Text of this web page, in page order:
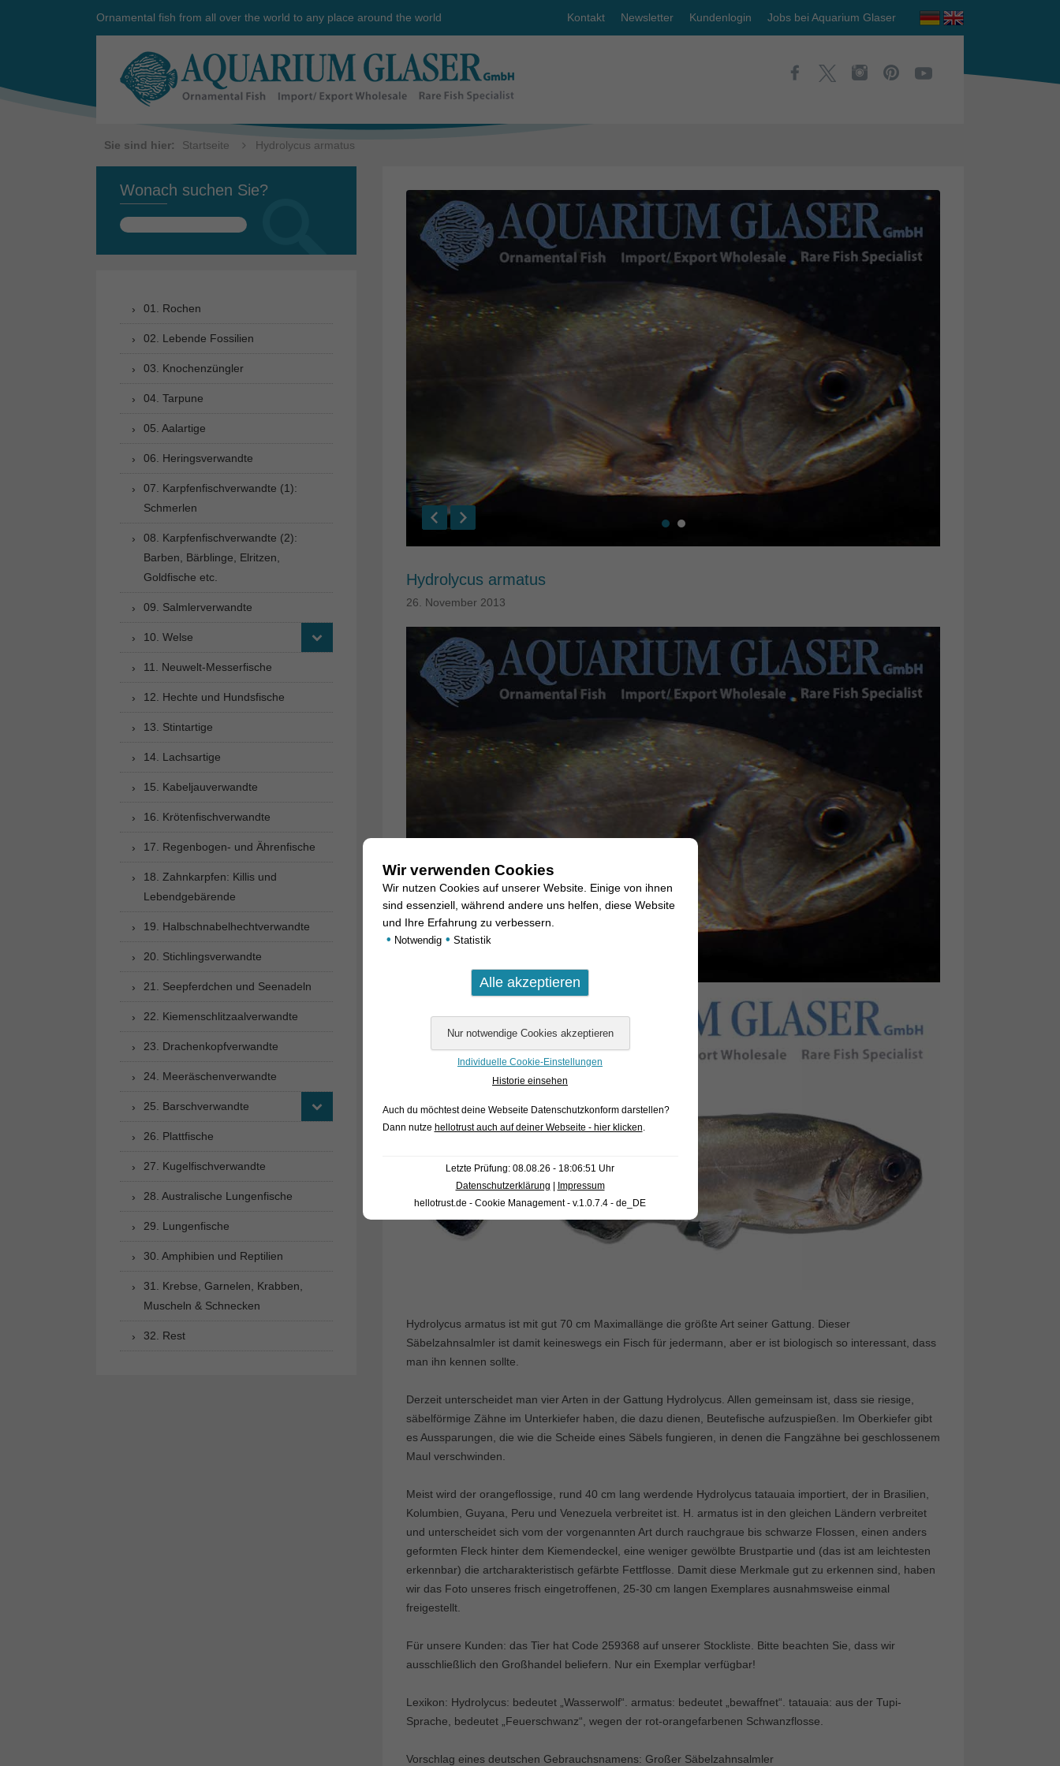
Ornamental fish from all over the world to any place around the world Kontakt Newsletter Kundenlogin Jobs bei Aquarium Glaser
Sie sind hier: Startseite Hydrolycus armatus
Hydrolycus armatus
26. November 2013
Hydrolycus armatus ist mit gut 70 cm Maximallänge die größte Art seiner Gattung. Dieser
Säbelzahnsalmler ist damit keineswegs ein Fisch für jedermann, aber er ist biologisch so interessant, dass
man ihn kennen sollte.
Derzeit unterscheidet man vier Arten in der Gattung Hydrolycus. Allen gemeinsam ist, dass sie riesige,
säbelförmige Zähne im Unterkiefer haben, die dazu dienen, Beutefische aufzuspießen. Im Oberkiefer gibt
es Aussparungen, die wie die Scheide eines Säbels fungieren, in denen die Fangzähne bei geschlossenem
Maul verschwinden.
Meist wird der orangeflossige, rund 40 cm lang werdende Hydrolycus tatauaia importiert, der in Brasilien,
Kolumbien, Guyana, Peru und Venezuela verbreitet ist. H. armatus ist in den gleichen Ländern verbreitet
und unterscheidet sich vom der vorgenannten Art durch rauchgraue bis schwarze Flossen, einen anders
geformten Fleck hinter dem Kiemendeckel, eine weniger gewölbte Brustpartie und (das ist am leichtesten
erkennbar) die artcharakteristisch gefärbte Fettflosse. Damit diese Merkmale gut zu erkennen sind, haben
wir das Foto unseres frisch eingetroffenen, 25-30 cm langen Exemplares ausnahmsweise einmal
freigestellt.
Für unsere Kunden: das Tier hat Code 259368 auf unserer Stockliste. Bitte beachten Sie, dass wir
ausschließlich den Großhandel beliefern. Nur ein Exemplar verfügbar!
Lexikon: Hydrolycus: bedeutet „Wasserwolf“. armatus: bedeutet „bewaffnet“. tatauaia: aus der Tupi-
Sprache, bedeutet „Feuerschwanz“, wegen der rot-orangefarbenen Schwanzflosse.
Vorschlag eines deutschen Gebrauchsnamens: Großer Säbelzahnsalmler
Wonach suchen Sie?
Suchen
01. Rochen
02. Lebende Fossilien
03. Knochenzüngler
04. Tarpune
05. Aalartige
06. Heringsverwandte
07. Karpfenfischverwandte (1):
Schmerlen
08. Karpfenfischverwandte (2):
Barben, Bärblinge, Elritzen,
Goldfische etc.
09. Salmlerverwandte
10. Welse
11. Neuwelt-Messerfische
12. Hechte und Hundsfische
13. Stintartige
14. Lachsartige
15. Kabeljauverwandte
16. Krötenfischverwandte
17. Regenbogen- und Ährenfische
18. Zahnkarpfen: Killis und
Lebendgebärende
19. Halbschnabelhechtverwandte
20. Stichlingsverwandte
21. Seepferdchen und Seenadeln
22. Kiemenschlitzaalverwandte
23. Drachenkopfverwandte
24. Meeräschenverwandte
25. Barschverwandte
26. Plattfische
27. Kugelfischverwandte
28. Australische Lungenfische
29. Lungenfische
30. Amphibien und Reptilien
31. Krebse, Garnelen, Krabben,
Muscheln & Schnecken
32. Rest
Wir verwenden Cookies
Wir nutzen Cookies auf unserer Website. Einige von ihnen
sind essenziell, während andere uns helfen, diese Website
und Ihre Erfahrung zu verbessern.
• Notwendig • Statistik
Individuelle Cookie-Einstellungen
Historie einsehen
Auch du möchtest deine Webseite Datenschutzkonform darstellen?
Dann nutze hellotrust auch auf deiner Webseite - hier klicken.
Letzte Prüfung: 08.08.26 - 18:06:51 Uhr
Datenschutzerklärung
Impressum
hellotrust.de - Cookie Management - v.1.0.7.4 - de_DE